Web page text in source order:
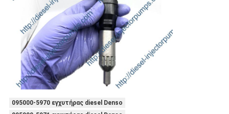
095000-5970 εγχυτήρας diesel Denso